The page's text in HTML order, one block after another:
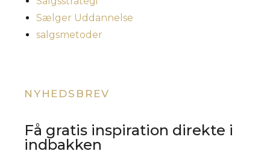
Sælger Uddannelse
salgsmetoder
NYHEDSBREV
Få gratis inspiration direkte i
indbakken